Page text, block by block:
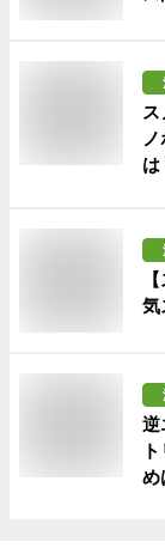
は
気
逆
め